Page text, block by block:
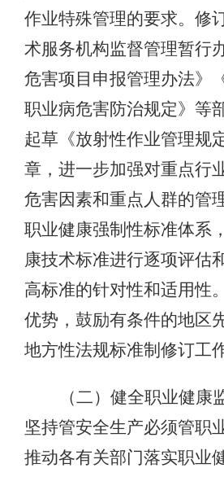
作业特殊管理的要求。修
术服务机构监督管理暂行
危害项目申报管理办法》
职业病危害防治规定》等
起草《放射性作业管理规
章，进一步加强对重点行
危害因素和重点人群的管
职业健康强制性标准体系
康技术标准进行逐项评估
高标准的针对性和适用性
优势，鼓励有条件的地区
地方性法规标准制修订工作
（二）健全职业健康
坚持管安全生产必须管职
推动各有关部门落实职业